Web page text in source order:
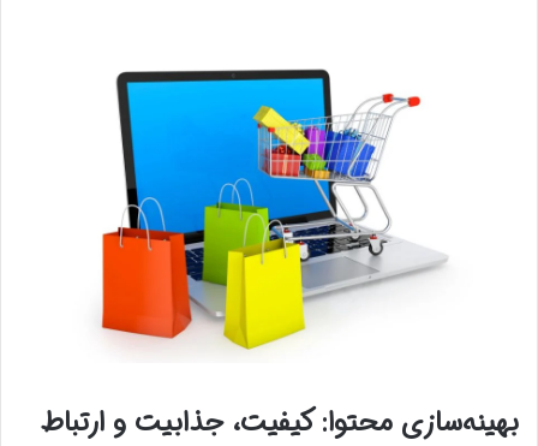
بهینه‌سازی محتوا: کیفیت، جذابیت و ارتباط